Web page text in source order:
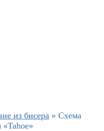
из бисера » Схема
«Tahoe»